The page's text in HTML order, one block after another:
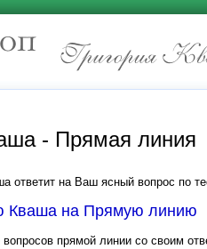
- Прямая линия
ответит на Ваш ясный вопрос по
Кваша на Прямую линию
прямой линии со своим